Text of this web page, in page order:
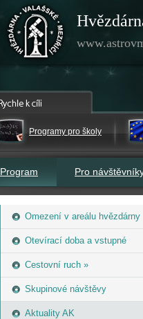
Programy pro školy
Program Pro
Omezení v areálu hvězdárny
Otevírací doba a vstupné
Cestovní ruch »
Skupinové návštěvy
Aktuality AK